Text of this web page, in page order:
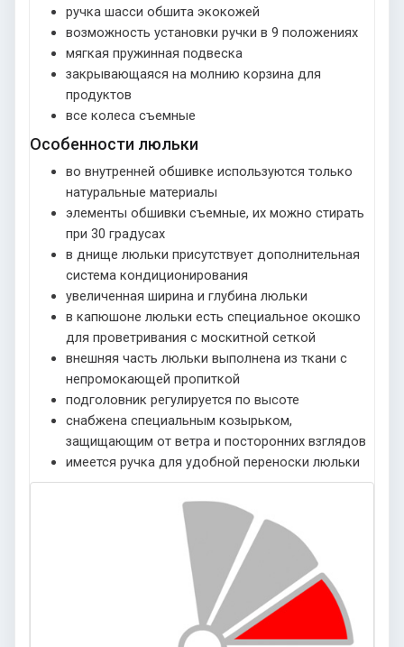
ручка шасси обшита экокожей
возможность установки ручки в 9 положениях
мягкая пружинная подвеска
закрывающаяся на молнию корзина для
продуктов
все колеса съемные
Особенности люльки
во внутренней обшивке используются только
натуральные материалы
элементы обшивки съемные, их можно стирать
при 30 градусах
в днище люльки присутствует дополнительная
система кондиционирования
увеличенная ширина и глубина люльки
в капюшоне люльки есть специальное окошко
для проветривания с москитной сеткой
внешняя часть люльки выполнена из ткани с
непромокающей пропиткой
подголовник регулируется по высоте
снабжена специальным козырьком,
защищающим от ветра и посторонних взглядов
имеется ручка для удобной переноски люльки